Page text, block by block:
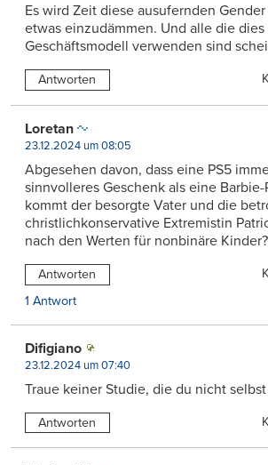
Es wird Zeit diese ausufernden
etwas einzudämmen. Und alle die dies
Geschäftsmodell verwenden sind
Antworten
Loretan
23.12.2024 um 08:05
Abgesehen davon, dass eine PS5
sinnvolleres Geschenk als eine Barbie-
kommt der besorgte Vater und die
christlichkonservative Extremistin
nach den Werten für nonbinäre Kinder?
Antworten
1 Antwort
Difigiano
23.12.2024 um 07:40
Traue keiner Studie, die du nicht
Antworten